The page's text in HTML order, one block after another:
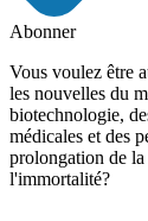
Abonner
Vous voulez être
les nouvelles du
biotechnologie,
médicales et des
prolongation de
l'immortalité?